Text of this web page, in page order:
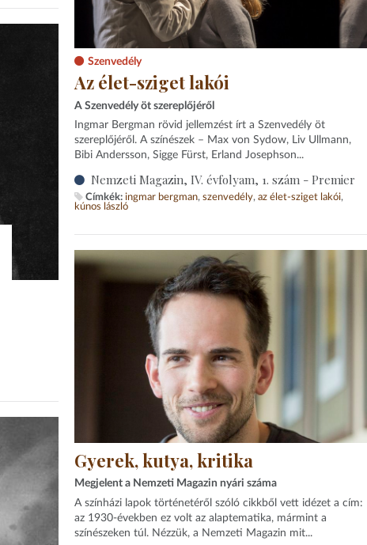
Szenvedély
Az élet-sziget lakói
A Szenvedély öt szereplőjéről
Ingmar Bergman rövid jellemzést írt a Szenvedély öt
szereplőjéről. A színészek – Max von Sydow, Liv Ullmann,
Bibi Andersson, Sigge Fürst, Erland Josephson...
Nemzeti Magazin, IV. évfolyam, 1. szám - Premier
Címkék: ingmar bergman szenvedély az élet-sziget lakói
kúnos lászló
Gyerek, kutya, kritika
Megjelent a Nemzeti Magazin nyári száma
A színházi lapok történetéről szóló cikkből vett idézet a cím:
az 1930-években ez volt az alaptematika, mármint a
színészeken túl. Nézzük, a Nemzeti Magazin mit...